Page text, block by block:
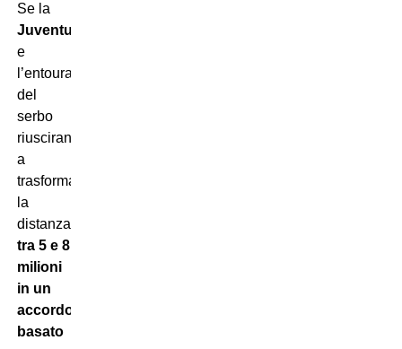
Se la
Juventus
e
l’entourage
del
serbo
riusciranno
a
trasformare
la
distanza
tra 5 e 8
milioni
in un
accordo
basato